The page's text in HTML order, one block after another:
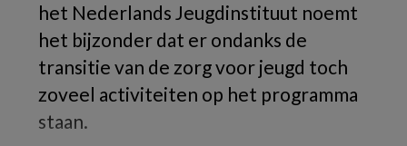
het Nederlands Jeugdinstituut noemt
het bijzonder dat er ondanks de
transitie van de zorg voor jeugd toch
zoveel activiteiten op het programma
staan.